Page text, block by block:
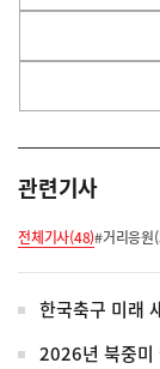
관련기사
전체기사(48)#거리응원
한국축구 미래
2026년 북중미